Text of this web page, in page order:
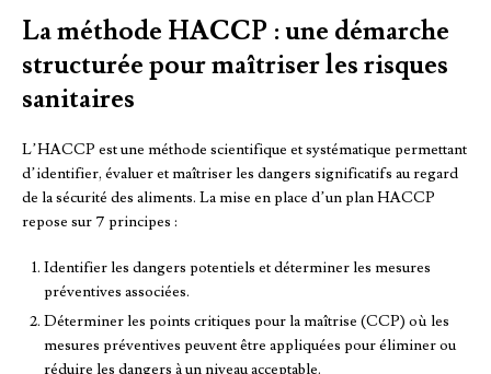
La méthode HACCP : une démarche
structurée pour maîtriser les risques
sanitaires
L’HACCP est une méthode scientifique et systématique permettant
d’identifier, évaluer et maîtriser les dangers significatifs au regard
de la sécurité des aliments. La mise en place d’un plan HACCP
repose sur 7 principes :
Identifier les dangers potentiels et déterminer les mesures
préventives associées.
Déterminer les points critiques pour la maîtrise (CCP) où les
mesures préventives peuvent être appliquées pour éliminer ou
réduire les dangers à un niveau acceptable.